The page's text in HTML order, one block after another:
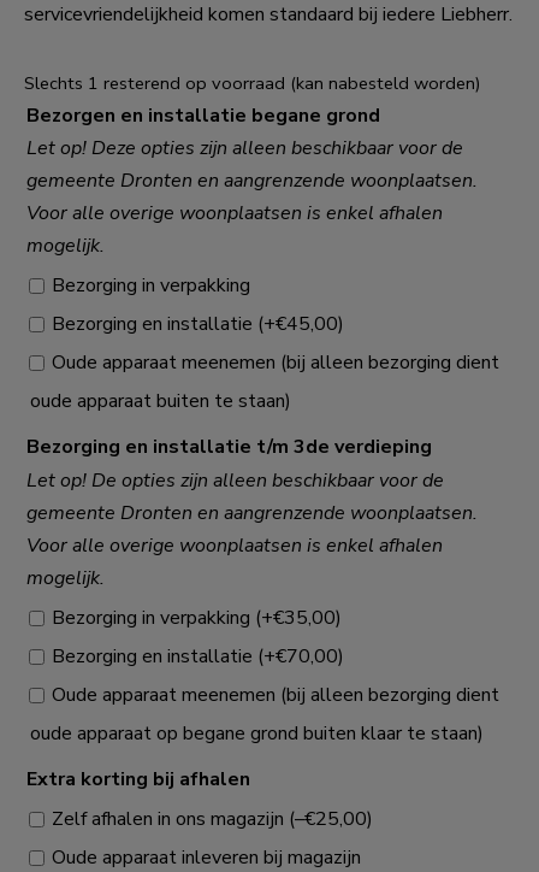
servicevriendelijkheid komen standaard bij iedere Liebherr.
Slechts 1 resterend op voorraad (kan nabesteld worden)
Bezorgen en installatie begane grond
Let op! Deze opties zijn alleen beschikbaar voor de
gemeente Dronten en aangrenzende woonplaatsen.
Voor alle overige woonplaatsen is enkel afhalen
mogelijk.
Bezorging in verpakking
Bezorging en installatie (+€45,00)
Oude apparaat meenemen (bij alleen bezorging dient
oude apparaat buiten te staan)
Bezorging en installatie t/m 3de verdieping
Let op! De opties zijn alleen beschikbaar voor de
gemeente Dronten en aangrenzende woonplaatsen.
Voor alle overige woonplaatsen is enkel afhalen
mogelijk.
Bezorging in verpakking (+€35,00)
Bezorging en installatie (+€70,00)
Oude apparaat meenemen (bij alleen bezorging dient
oude apparaat op begane grond buiten klaar te staan)
Extra korting bij afhalen
Zelf afhalen in ons magazijn (–€25,00)
Oude apparaat inleveren bij magazijn